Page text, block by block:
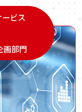
ビス
画部門